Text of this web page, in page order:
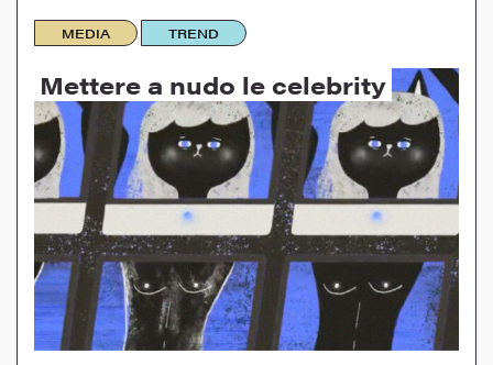
MEDIA TREND
Mettere a nudo le celebrity